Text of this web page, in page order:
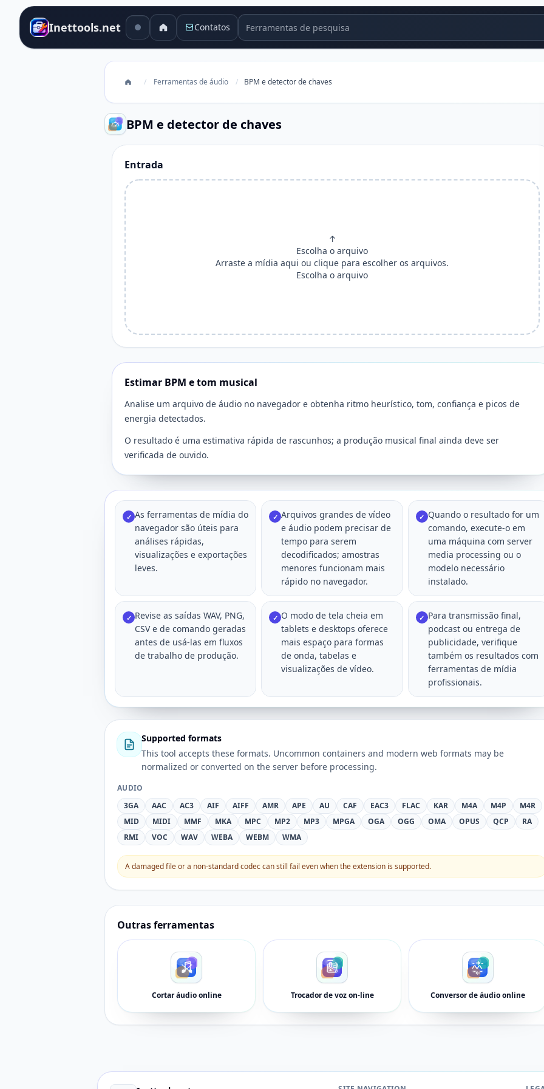
Inettools.net Contatos Ferramentas de pesquisa
/ Ferramentas de áudio / BPM e detector de chaves
BPM e detector de chaves
Entrada
↑
Escolha o arquivo
Arraste a mídia aqui ou clique para escolher os arquivos.
Escolha o arquivo
Estimar BPM e tom musical
Analise um arquivo de áudio no navegador e obtenha ritmo heurístico, tom, confiança e picos de
energia detectados.
O resultado é uma estimativa rápida de rascunhos; a produção musical final ainda deve ser
verificada de ouvido.
✓ As ferramentas de mídia do
navegador são úteis para
análises rápidas,
visualizações e exportações
leves.
✓ Arquivos grandes de vídeo
e áudio podem precisar de
tempo para serem
decodificados; amostras
menores funcionam mais
rápido no navegador.
✓ Quando o resultado for um
comando, execute-o em
uma máquina com server
media processing ou o
modelo necessário
instalado.
✓ Revise as saídas WAV, PNG,
CSV e de comando geradas
antes de usá-las em fluxos
de trabalho de produção.
✓ O modo de tela cheia em
tablets e desktops oferece
mais espaço para formas
de onda, tabelas e
visualizações de vídeo.
✓ Para transmissão final,
podcast ou entrega de
publicidade, verifique
também os resultados com
ferramentas de mídia
profissionais.
Supported formats
This tool accepts these formats. Uncommon containers and modern web formats may be
normalized or converted on the server before processing.
AUDIO
3GA
AAC AC3 AIF AIFF AMR APE AU CAF EAC3 FLAC KAR M4A M4P
M4R
MID
MIDI MMF MKA MPC MP2 MP3 MPGA OGA OGG OMA OPUS QCP
RA
RMI
VOC WAV WEBA WEBM WMA
A damaged file or a non-standard codec can still fail even when the extension is supported.
Outras ferramentas
Cortar áudio online Trocador de voz on-line Conversor de áudio online